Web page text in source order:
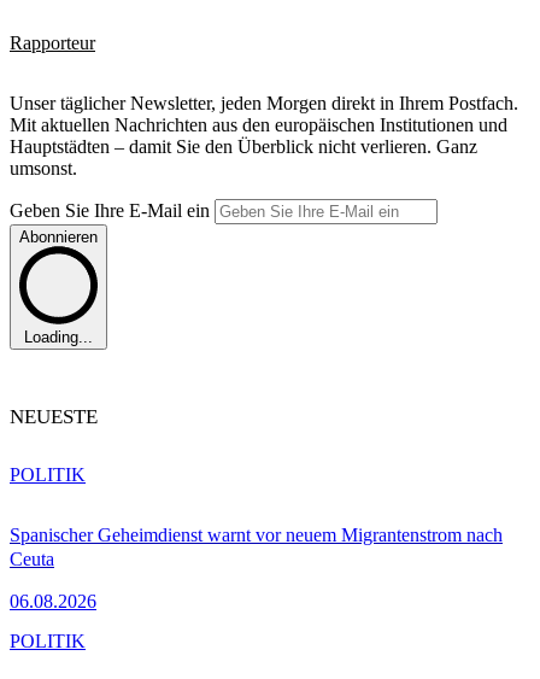
Rapporteur
Unser täglicher Newsletter, jeden Morgen direkt in Ihrem Postfach.
Mit aktuellen Nachrichten aus den europäischen Institutionen und
Hauptstädten – damit Sie den Überblick nicht verlieren. Ganz
umsonst.
Geben Sie Ihre E-Mail ein
Abonnieren
Loading...
NEUESTE
Spanischer Geheimdienst warnt vor neuem Migrantenstrom nach
Ceuta
06.08.2026
POLITIK
POLITIK